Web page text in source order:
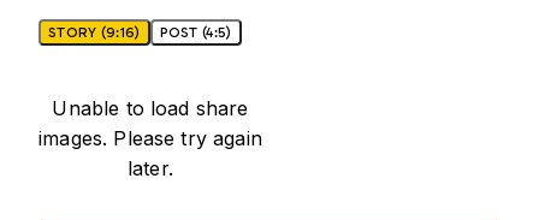
STORY (9:16) POST (4:5)
Unable to load share
images. Please try again
later.